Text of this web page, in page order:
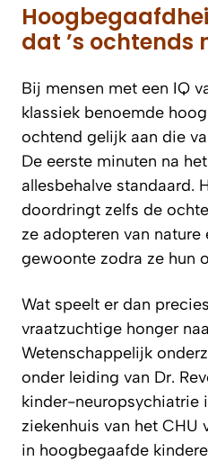
dat ’s ochtends
Bij mensen met een IQ
klassiek benoemde
ochtend gelijk aan die
De eerste minuten na
allesbehalve standaard.
doordringt zelfs de
ze adopteren van
gewoonte zodra ze hun
Wat speelt er dan
vraatzuchtige honger
Wetenschappelijk
onder leiding van Dr.
kinder-neuropsychiatrie
ziekenhuis van het CHU
in hoogbegaafde